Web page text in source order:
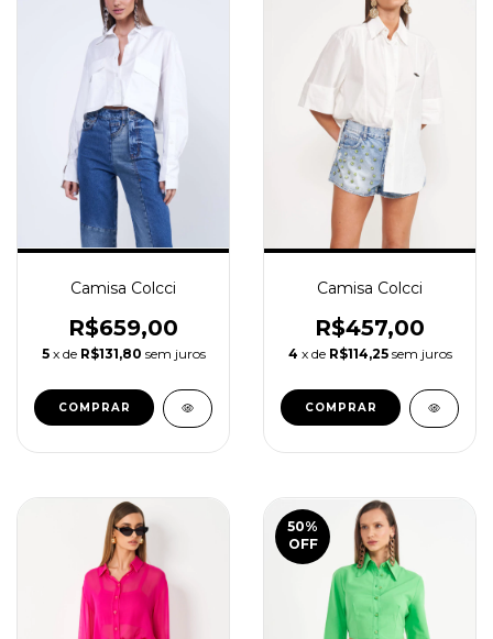
Camisa Colcci
R$659,00
5 x de R$131,80 sem juros
COMPRAR
Camisa Colcci
R$457,00
4 x de R$114,25 sem juros
COMPRAR
50%
OFF